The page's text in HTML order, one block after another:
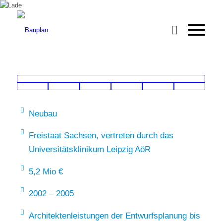
Neubau
Freistaat Sachsen, vertreten durch das
Universitätsklinikum Leipzig AöR
5,2 Mio €
2002 – 2005
Architektenleistungen der Entwurfsplanung bis